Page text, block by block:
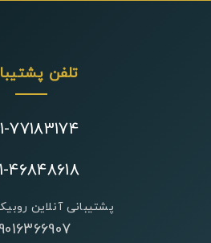
تلفن
77183174
46848618
پشتیبانی آنلاین